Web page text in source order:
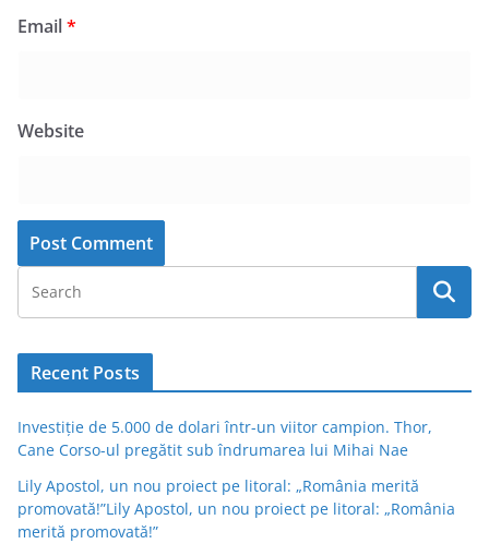
Email*
Website
Recent Posts
Investiție de 5.000 de dolari într-un viitor campion. Thor,
Cane Corso-ul pregătit sub îndrumarea lui Mihai Nae
Lily Apostol, un nou proiect pe litoral: „România merită
promovată!”Lily Apostol, un nou proiect pe litoral: „România
merită promovată!”